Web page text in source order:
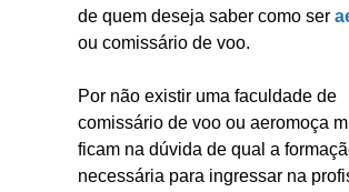
de quem deseja saber como ser
ou comissário de voo.
Por não existir uma faculdade de
comissário de voo ou aeromoça
ficam na dúvida de qual a
necessária para ingressar na